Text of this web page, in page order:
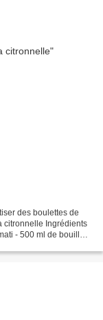
des boulettes de
citronnelle Ingrédients
- 500 ml de bouillon